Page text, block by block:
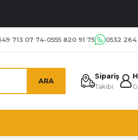
713 07 74-0555 820 91 75 0532
ARA
Sipariş
Takibi